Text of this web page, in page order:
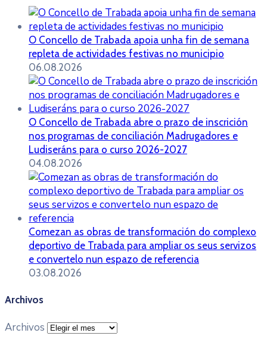
O Concello de Trabada apoia unha fin de semana
repleta de actividades festivas no municipio
06.08.2026
O Concello de Trabada abre o prazo de inscrición
nos programas de conciliación Madrugadores e
Ludiseráns para o curso 2026-2027
04.08.2026
Comezan as obras de transformación do complexo
deportivo de Trabada para ampliar os seus servizos
e convertelo nun espazo de referencia
03.08.2026
Archivos
Archivos